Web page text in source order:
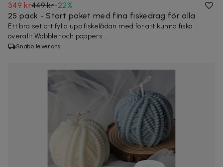
349 kr449 kr-22%
25 pack - Stort paket med fina fiskedrag för alla
Ett bra set att fylla upp fiskelådan med för att kunna fiska
överallt.Wobbler och poppers ...
Snabb leverans